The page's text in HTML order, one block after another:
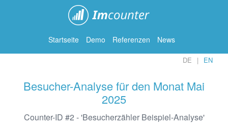
Startseite Demo Referenzen News
DE EN
Besucher-Analyse für den Monat Mai
2025
Counter-ID #2 - 'Besucherzähler Beispiel-Analyse'